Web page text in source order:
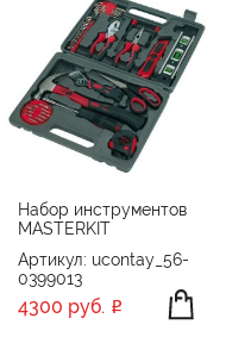
Набор инструментов
MASTERKIT
Артикул: ucontay_56-
0399013
4300 руб.